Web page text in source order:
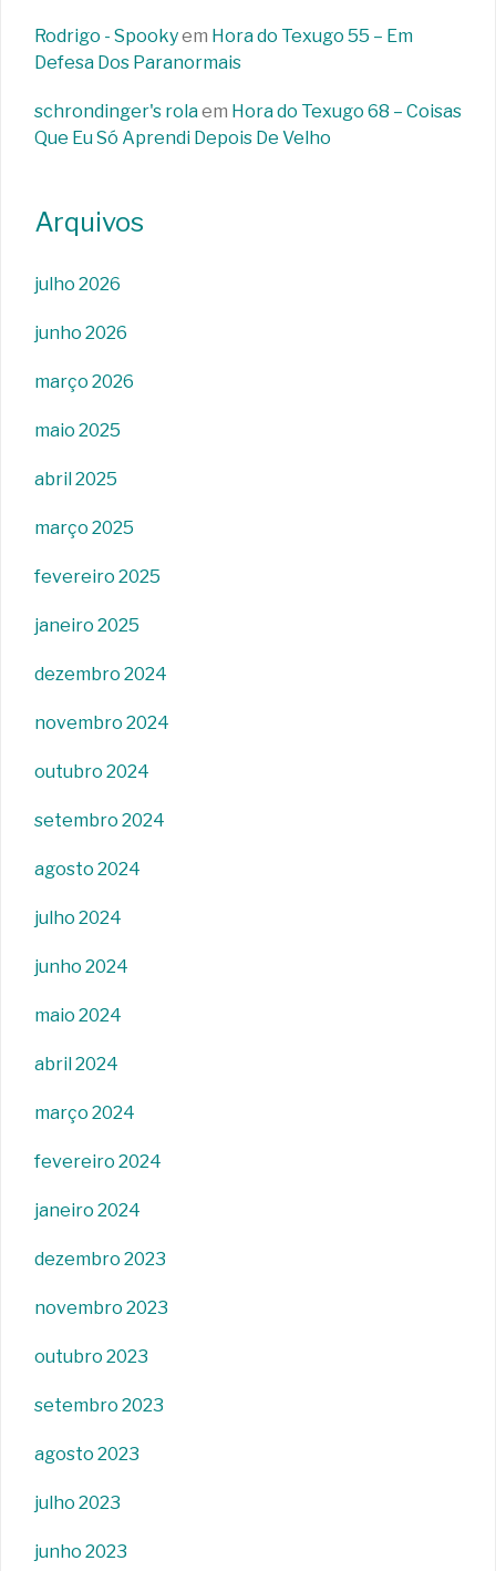
Rodrigo - Spookyem Hora do Texugo 55 – Em
Defesa Dos Paranormais
schrondinger's rolaem Hora do Texugo 68 – Coisas
Que Eu Só Aprendi Depois De Velho
Arquivos
julho 2026
junho 2026
março 2026
maio 2025
abril 2025
março 2025
fevereiro 2025
janeiro 2025
dezembro 2024
novembro 2024
outubro 2024
setembro 2024
agosto 2024
julho 2024
junho 2024
maio 2024
abril 2024
março 2024
fevereiro 2024
janeiro 2024
dezembro 2023
novembro 2023
outubro 2023
setembro 2023
agosto 2023
julho 2023
junho 2023